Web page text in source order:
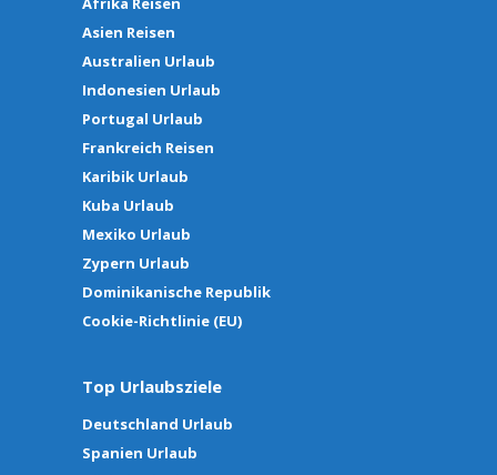
Asien Reisen
Australien Urlaub
Indonesien Urlaub
Portugal Urlaub
Frankreich Reisen
Karibik Urlaub
Kuba Urlaub
Mexiko Urlaub
Zypern Urlaub
Dominikanische Republik
Cookie-Richtlinie (EU)
Top Urlaubsziele
Deutschland Urlaub
Spanien Urlaub